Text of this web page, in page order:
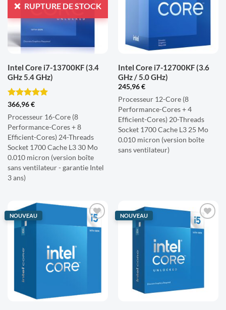
D'ENVIES
RUPTURE DE STOCK
Intel Core i7-13700KF (3.4
GHz 5.4 GHz)
Note5sur
366,96€
Processeur 16-Core (8
Performance-Cores + 8
Efficient-Cores) 24-Threads
Socket 1700 Cache L3 30 Mo
0.010 micron (version boîte
sans ventilateur - garantie Intel
3 ans)
D'ENVIES
Intel Core i7-12700KF (3.6
GHz / 5.0 GHz)
245,96€
Processeur 12-Core (8
Performance-Cores + 4
Efficient-Cores) 20-Threads
Socket 1700 Cache L3 25 Mo
0.010 micron (version boîte
sans ventilateur)
NOUVEAU
AJOUTER
LISTE
D'ENVIES
NOUVEAU
AJOUTER
À LA
D'ENVIES